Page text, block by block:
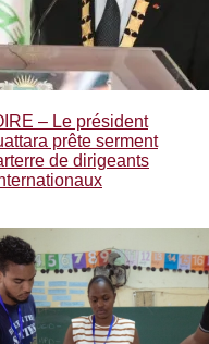
– Le président
prête serment
de dirigeants